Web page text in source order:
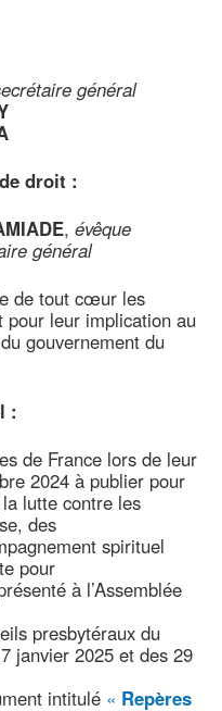
général
droit :
, évêque
général
de tout cœur les
pour leur implication au
gouvernement du
:
de France lors de leur
2024 à publier pour
lutte contre les
des
spirituel
pour
à l’Assemblée
presbytéraux du
janvier 2025 et des 29
intitulé « Repères